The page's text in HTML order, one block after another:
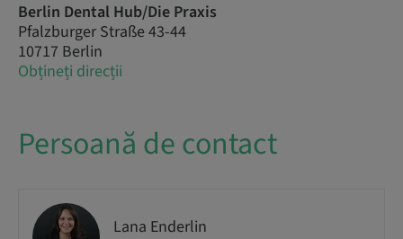
Berlin Dental Hub/Die Praxis
Pfalzburger Straße 43-44
10717 Berlin
Obțineți direcții
Persoană de contact
Lana Enderlin